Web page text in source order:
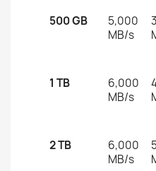
500 GB
5,000
MB/s
1 TB
6,000
MB/s
2 TB
6,000
MB/s